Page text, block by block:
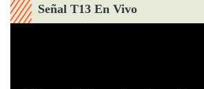
Señal T13 En Vivo